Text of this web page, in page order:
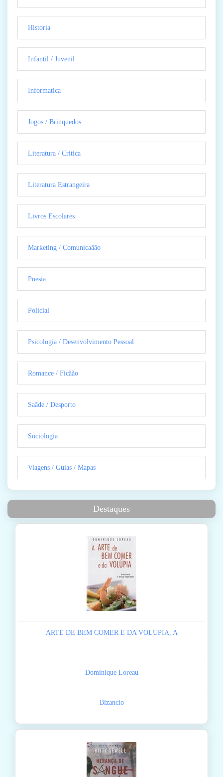
Historia
Infantil / Juvenil
Informatica
Jogos / Brinquedos
Literatura / Critica
Literatura Estrangeira
Livros Escolares
Marketing / Comunicaãão
Poesia
Policial
Psicologia / Desenvolvimento Pessoal
Romance / Ficãão
Saãde / Desporto
Sociologia
Viagens / Guias / Mapas
Destaques
ARTE DE BEM COMER E DA VOLUPIA, A
Dominique Loreau
Bizancio